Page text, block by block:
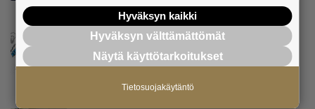
omansa
Uutinen
Nämä yritykset nousivat AAA-luokkaan –
Katso lista
Hyväksyn kaikki
Hyväksyn välttämättömät
Näytä käyttötarkoitukset
Tietosuojakäytäntö